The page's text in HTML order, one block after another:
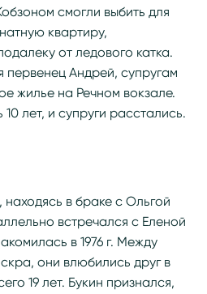
смогли выбить для
квартиру,
от ледового катка.
первенец Андрей, супругам
жилье на Речном вокзале.
лет, и супруги расстались.
в браке с Ольгой
встречался с Еленой
в 1976 г. Между
они влюбились друг в
19 лет. Букин признался,